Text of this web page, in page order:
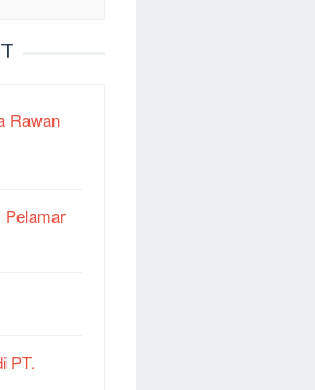
Rawan
Pelamar
PT.